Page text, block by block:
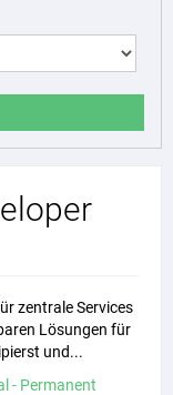
zentrale Services
Lösungen für
und...
- Permanent